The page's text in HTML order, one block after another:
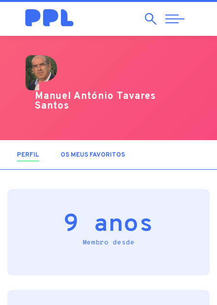
Pesquisar
Abrir
Navegação
Manuel António Tavares
Santos
PERFIL (SEPARADOR ATIVO)
OS MEUS FAVORITOS
9 anos
Membro desde